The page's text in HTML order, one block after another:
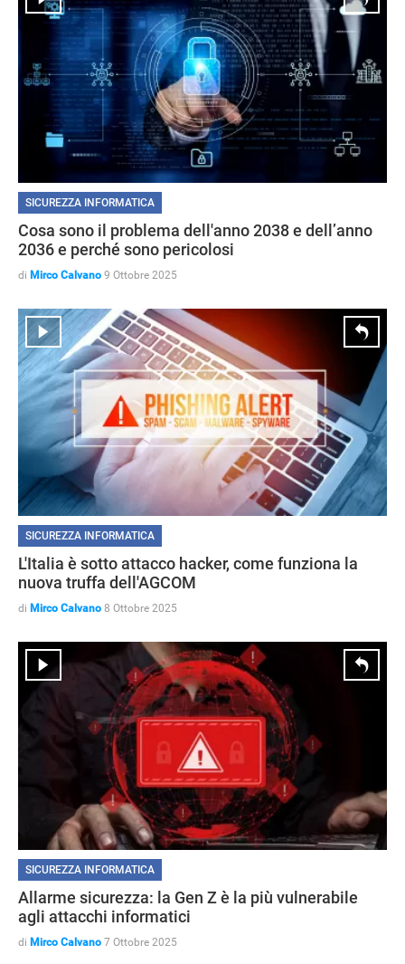
SICUREZZA INFORMATICA
Cosa sono il problema dell'anno 2038 e dell’anno
2036 e perché sono pericolosi
di Mirco Calvano 9 Ottobre 2025
SICUREZZA INFORMATICA
L'Italia è sotto attacco hacker, come funziona la
nuova truffa dell'AGCOM
di Mirco Calvano 8 Ottobre 2025
SICUREZZA INFORMATICA
Allarme sicurezza: la Gen Z è la più vulnerabile
agli attacchi informatici
di Mirco Calvano 7 Ottobre 2025